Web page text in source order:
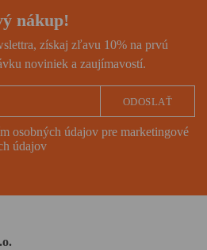
nákup!
získaj zľavu 10% na prvú
noviniek a zaujímavostí.
osobných údajov pre marketingové
údajov
ODOSLAŤ